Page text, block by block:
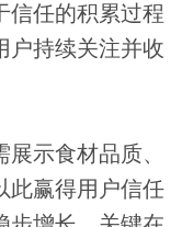
信任的积累过程
户持续关注并收
示食材品质、
此赢得用户信任